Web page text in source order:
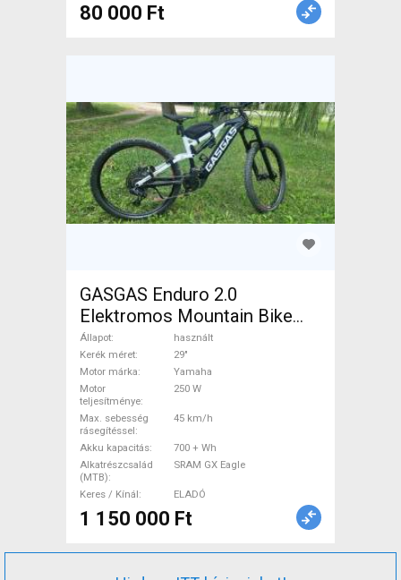
80 000 Ft
GASGAS Enduro 2.0
Elektromos Mountain Bike
29" össztelós / fully Yamaha
SRAM GX Eagle használt
ELADÓ
Állapot
használt
Kerék méret
29"
Motor márka
Yamaha
Motor
teljesítménye
250 W
Max. sebesség
rásegítéssel
45 km/h
Akku kapacitás
700 + Wh
Alkatrészcsalád
(MTB)
SRAM GX Eagle
Keres / Kínál ELADÓ
1 150 000 Ft